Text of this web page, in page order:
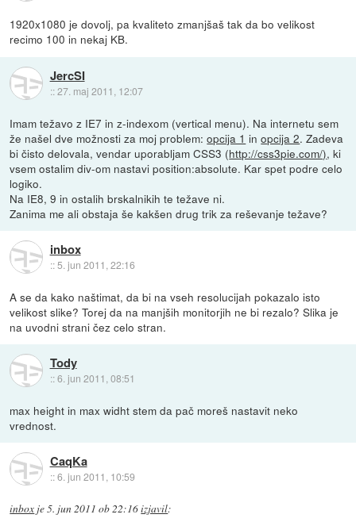
1920x1080 je dovolj, pa kvaliteto zmanjšaš tak da bo velikost
recimo 100 in nekaj KB.
JercSI
::27. maj 2011, 12:07
Imam težavo z IE7 in z-indexom (vertical menu). Na internetu sem
že našel dve možnosti za moj problem:opcija 1 inopcija 2. Zadeva
bi čisto delovala, vendar uporabljam CSS3 (http://css3pie.com/), ki
vsem ostalim div-om nastavi position:absolute. Kar spet podre celo
logiko.
Na IE8, 9 in ostalih brskalnikih te težave ni.
Zanima me ali obstaja še kakšen drug trik za reševanje težave?
inbox
::5. jun 2011, 22:16
A se da kako naštimat, da bi na vseh resolucijah pokazalo isto
velikost slike? Torej da na manjših monitorjih ne bi rezalo? Slika je
na uvodni strani čez celo stran.
Tody
::6. jun 2011, 08:51
max height in max widht stem da pač moreš nastavit neko
vrednost.
CaqKa
::6. jun 2011, 10:59
inbox je5. jun 2011 ob 22:16izjavil: